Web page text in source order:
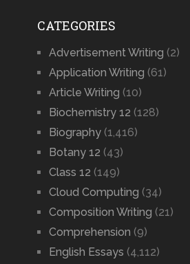
CATEGORIES
Advertisement Writing (2)
Application Writing (61)
Article Writing (10)
Biochemistry 12 (128)
Biography(1,416)
Botany 12 (43)
Class 12 (149)
Cloud Computing (34)
Composition Writing (21)
Comprehension (9)
English Essays (4,112)